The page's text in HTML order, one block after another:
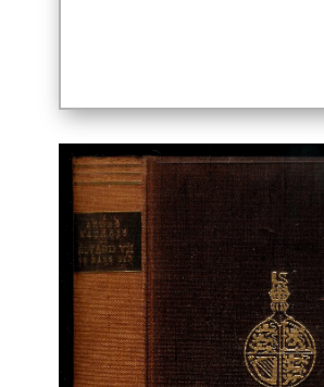
Drikkevare / Øl / Vin
Engelsk
Erhverv
Europa
Fantasy / Sciencefiction
Filosofi